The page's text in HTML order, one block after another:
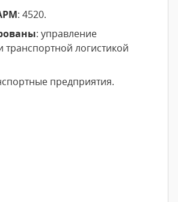
: 4520.
: управление
транспортной логистикой
предприятия.